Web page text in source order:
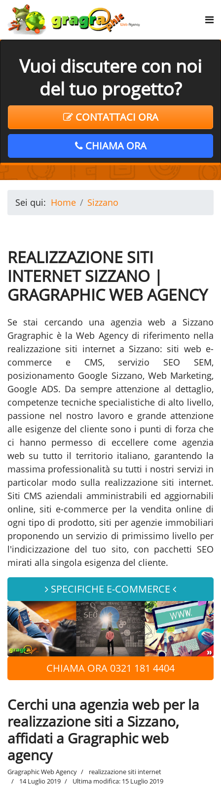
Vuoi discutere con noi
del tuo progetto?
CONTATTACI ORA
CHIAMA ORA
Sei qui: Home Sizzano
REALIZZAZIONE SITI
INTERNET SIZZANO |
GRAGRAPHIC WEB AGENCY
Se stai cercando una agenzia web a Sizzano
Gragraphic è la Web Agency di riferimento nella
realizzazione siti internet a Sizzano: siti web e-
commerce e CMS, servizio SEO SEM,
posizionamento Google Sizzano, Web Marketing,
Google ADS. Da sempre attenzione al dettaglio,
competenze tecniche specialistiche di alto livello,
passione nel nostro lavoro e grande attenzione
alle esigenze del cliente sono i punti di forza che
ci hanno permesso di eccellere come agenzia
web su tutto il territorio italiano, garantendo la
massima professionalità su tutti i nostri servizi in
particolar modo sulla realizzazione siti internet.
Siti CMS aziendali amministrabili ed aggiornabili
online, siti e-commerce per la vendita online di
ogni tipo di prodotto, siti per agenzie immobiliari
proponendo un servizio di primissimo livello per
l'indicizzazione del tuo sito, con pacchetti SEO
mirati alla singola esigenza del cliente.
SPECIFICHE E-COMMERCE
CHIAMA ORA 0321 181 4404
Cerchi una agenzia web per la
realizzazione siti a Sizzano,
affidati a Gragraphic web
agency
Gragraphic Web Agency
realizzazione siti internet
14 Luglio 2019
Ultima modifica: 15 Luglio 2019